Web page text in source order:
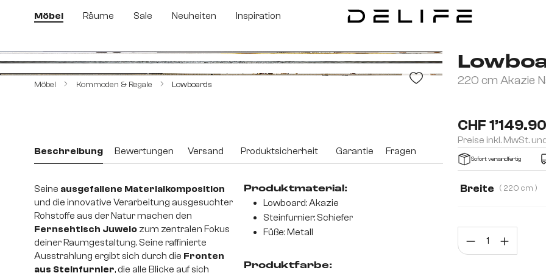
Hauptinhalt springen
Zur Suche springen
Zur Hauptnavigation springen
Möbel Räume Sale Neuheiten Inspiration
Möbel Kommoden & Regale Lowboards 220 cm Akazie
CHF 1’149.90
Preise inkl. MwSt.
Sofort versandfertig
Breite ( 220 cm )
Beschreibung Bewertungen Versand Produktsicherheit Garantie Fragen
Seine ausgefallene Materialkomposition
und die innovative Verarbeitung ausgesuchter
Rohstoffe aus der Natur machen den
Fernsehtisch Juwelo zum zentralen Fokus
deiner Raumgestaltung. Seine raffinierte
Ausstrahlung ergibt sich durch die Fronten
aus Steinfurnier, die alle Blicke auf sich
Produktmaterial:
Lowboard: Akazie
Steinfurnier: Schiefer
Füße: Metall
Produktfarbe: